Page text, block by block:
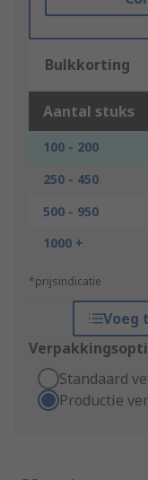
Bulkkorting
Aantal stuks
100 - 200
250 - 450
500 - 950
1000 +
*prijsindicatie
Voeg
Standaard
Productie